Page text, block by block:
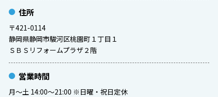
住所
〒421-0114
静岡県静岡市駿河区桃園町１丁目１
ＳＢＳリフォームプラザ２階
営業時間
月〜土 14:00〜21:00 ※日曜・祝日定休